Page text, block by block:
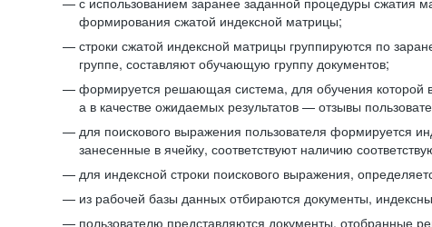
формирования сжатой индексной матрицы;
строки сжатой индексной матрицы группируются по
группе, составляют обучающую группу документов;
формируется решающая система, для обучения которой
а в качестве ожидаемых результатов — отзывы
для поискового выражения пользователя формируется
занесенные в ячейку, соответствуют наличию
для индексной строки поискового выражения,
из рабочей базы данных отбираются документы,
пользователю представляются документы, отобранные